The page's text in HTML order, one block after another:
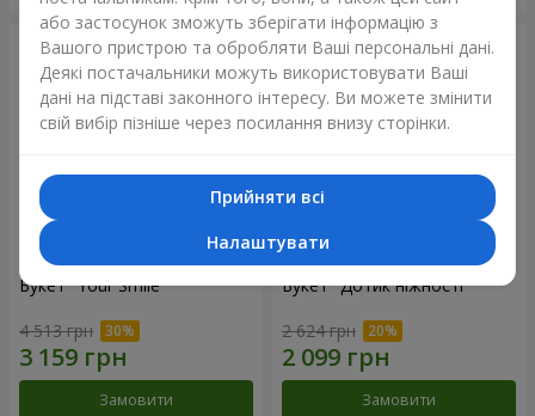
Букет "Your Smile"
4 513 грн
Замовити
Букет "Дотик ніжності"
2 624 грн
Замовити
або застосунок зможуть зберігати інформацію з
Вашого пристрою та обробляти Ваші персональні дані.
Деякі постачальники можуть використовувати Ваші
дані на підставі законного інтересу. Ви можете змінити
свій вибір пізніше через посилання внизу сторінки.
Прийняти всі
Налаштувати